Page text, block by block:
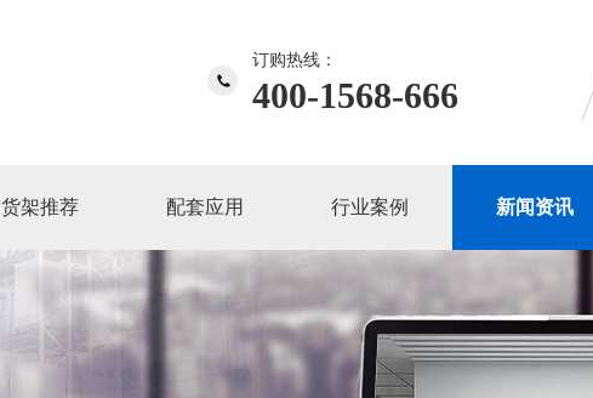
订购热线：
400-1568-666
货架推荐 配套应用 行业案例 新闻资讯